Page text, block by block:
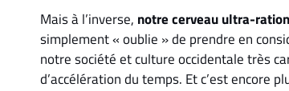
Mais à l’inverse, notre cerveau ultra-
simplement « oublie » de prendre en
notre société et culture occidentale très
d’accélération du temps. Et c’est encore